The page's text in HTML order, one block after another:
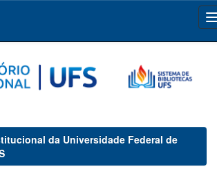
da Universidade Federal de